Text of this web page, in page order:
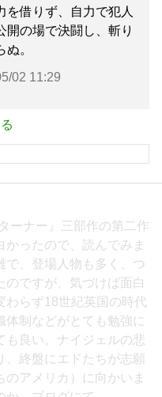
を借りず、自力で犯人
開の場で決闘し、斬り
。
02 11:29
ーナー』三部作の第二作
かったので、読んでみま
で、登場人物も多く、つ
のですが、気づけば面白
わらず18世紀英国の時代
制などがとても勉強に
も良い。ナイジェルの悲
、終盤にエドたちが志願
アメリカ）に向かいま